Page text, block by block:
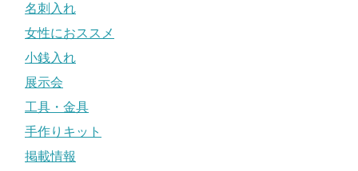
名刺入れ
女性におススメ
小銭入れ
展示会
工具・金具
手作りキット
掲載情報